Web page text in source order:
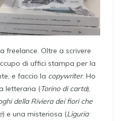
freelance. Oltre a scrivere
di uffici stampa per la
e faccio la copywriter. Ho
letteraria (Torino di carta),
della Riviera dei fiori che
) e una misteriosa (Liguria